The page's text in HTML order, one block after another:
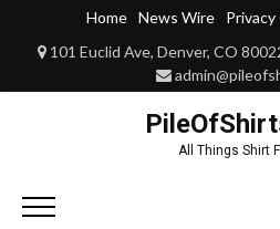
content
Home News Wire Privacy
101 Euclid Ave, Denver, CO
All Things Shirt
Primary